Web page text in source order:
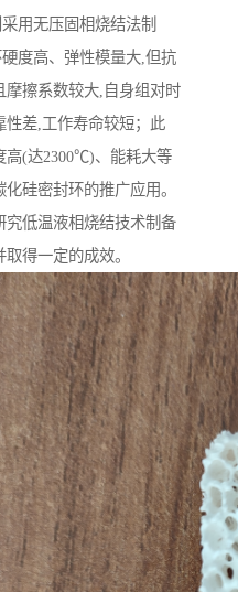
用无压固相烧结法制
度高、弹性模量大,但抗
摩擦系数较大,自身组对时
性差,工作寿命较短；此
高(达2300℃)、能耗大等
硅密封环的推广应用。
究低温液相烧结技术制备
得一定的成效。